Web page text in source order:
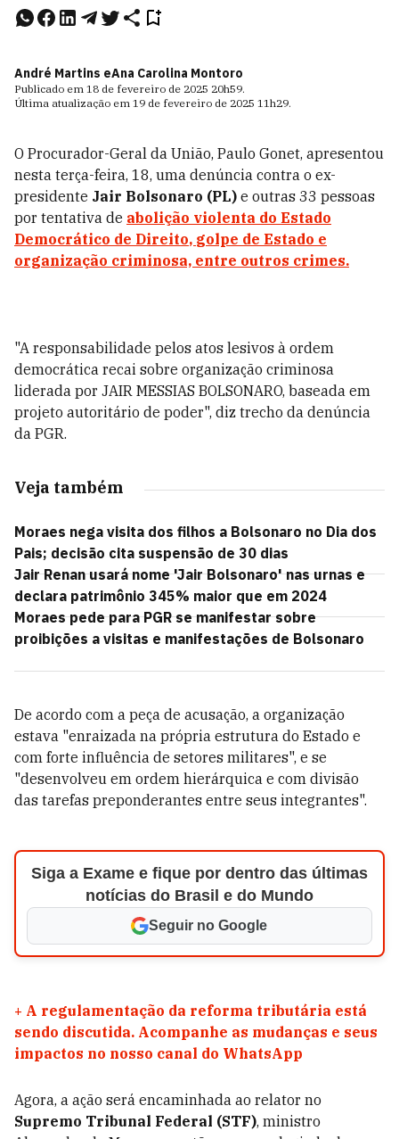
André Martins eAna Carolina Montoro
Publicado em 18 de fevereiro de 2025 20h59.
Última atualização em 19 de fevereiro de 2025 11h29.
O Procurador-Geral da União, Paulo Gonet, apresentou
nesta terça-feira, 18, uma denúncia contra o ex-
presidente Jair Bolsonaro (PL) e outras 33 pessoas
por tentativa de abolição violenta do Estado
Democrático de Direito, golpe de Estado e
organização criminosa, entre outros crimes.
"A responsabilidade pelos atos lesivos à ordem
democrática recai sobre organização criminosa
liderada por JAIR MESSIAS BOLSONARO, baseada em
projeto autoritário de poder", diz trecho da denúncia
da PGR.
Veja também
Moraes nega visita dos filhos a Bolsonaro no Dia dos
Pais; decisão cita suspensão de 30 dias
Jair Renan usará nome 'Jair Bolsonaro' nas urnas e
declara patrimônio 345% maior que em 2024
Moraes pede para PGR se manifestar sobre
proibições a visitas e manifestações de Bolsonaro
De acordo com a peça de acusação, a organização
estava "enraizada na própria estrutura do Estado e
com forte influência de setores militares", e se
"desenvolveu em ordem hierárquica e com divisão
das tarefas preponderantes entre seus integrantes".
Siga a Exame e fique por dentro das últimas
notícias do Brasil e do Mundo
Seguir no Google
+ A regulamentação da reforma tributária está
sendo discutida. Acompanhe as mudanças e seus
impactos no nosso canal do WhatsApp
Agora, a ação será encaminhada ao relator no
Supremo Tribunal Federal (STF), ministro